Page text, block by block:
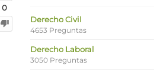
0
Derecho Civil
4653 Preguntas
Derecho Laboral
3050 Preguntas